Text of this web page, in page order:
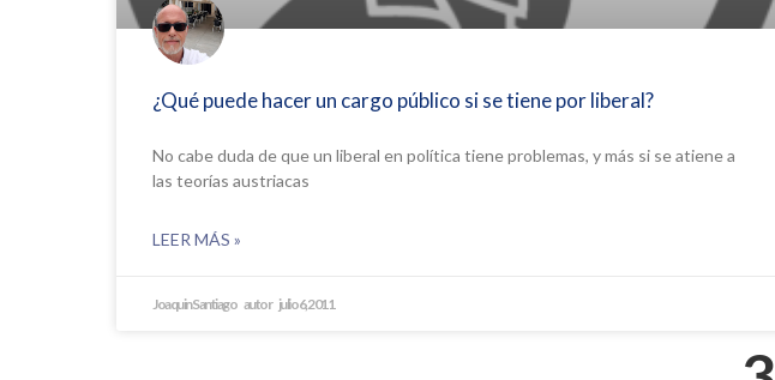
¿Qué puede hacer un cargo público si se tiene por liberal?
No cabe duda de que un liberal en política tiene problemas, y más si se atiene a
las teorías austriacas
LEER MÁS »
Joaquin Santiago julio 6, 2011